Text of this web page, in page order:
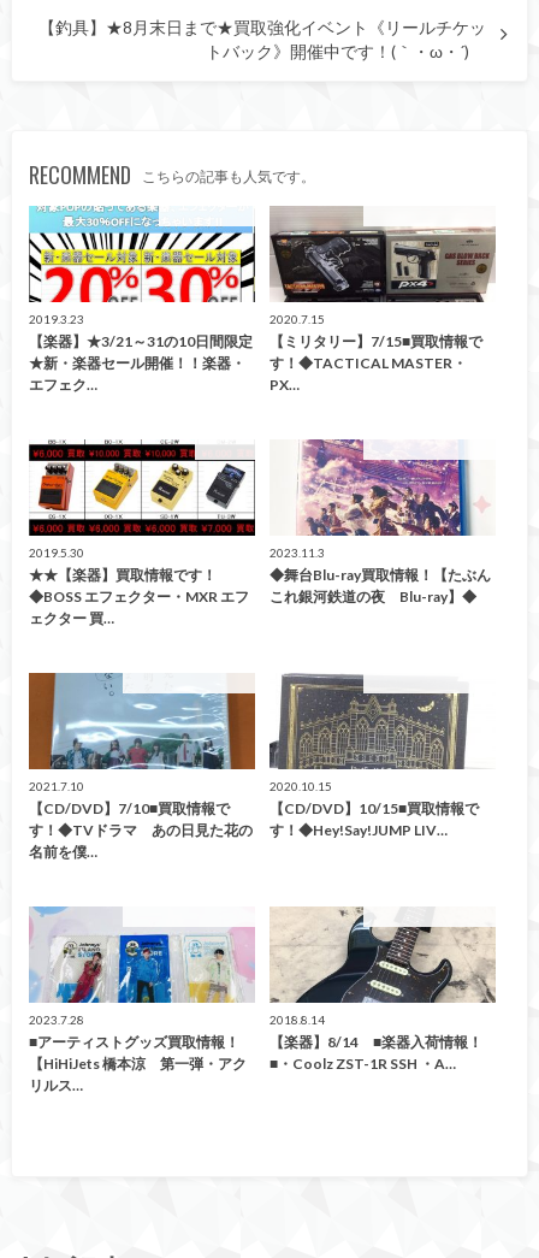
【釣具】★8月末日まで★買取強化イベント《リールチケッ
トバック》開催中です！(｀・ω・´)ゞ
RECOMMEND こちらの記事も人気です。
2019.3.23
【楽器】★3/21～31の10日間限定
★新・楽器セール開催！！楽器・
エフェク…
2020.7.15
【ミリタリー】7/15■買取情報で
す！◆TACTICAL MASTER・
PX…
買取告知
2019.5.30
★★【楽器】買取情報です！
◆BOSS エフェクター・MXR エフ
ェクター 買…
2023.11.3
◆舞台Blu-ray買取情報！【たぶん
これ銀河鉄道の夜 Blu-ray】◆
2021.7.10
【CD/DVD】7/10■買取情報で
す！◆TVドラマ あの日見た花の
名前を僕…
2020.10.15
【CD/DVD】10/15■買取情報で
す！◆Hey!Say!JUMP LIV…
2023.7.28
■アーティストグッズ買取情報！
【HiHiJets 橋本涼 第一弾・アク
リルス…
2018.8.14
【楽器】8/14 ■楽器入荷情報！
■・Coolz ZST-1R SSH ・A…